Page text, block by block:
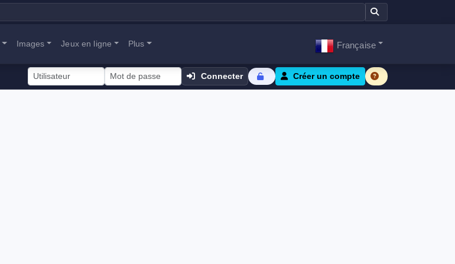
Images Jeux en ligne Plus Française
Connecter Créer un compte